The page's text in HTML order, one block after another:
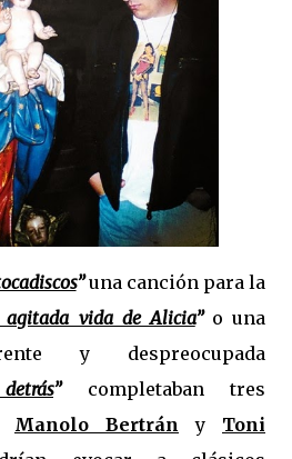
”una canción para la
agitada vida de Alicia”o una
y despreocupada
”completaban tres
Manolo Bertrán y Toni